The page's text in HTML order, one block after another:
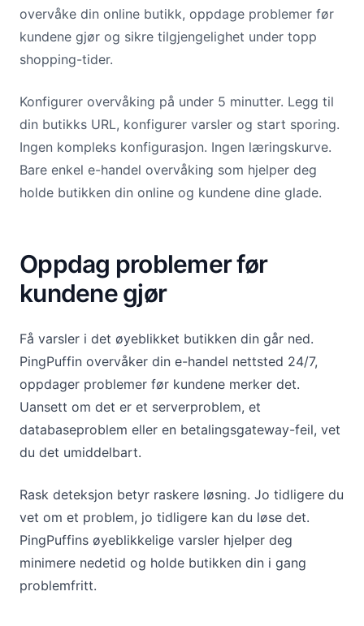
overvåke din online butikk, oppdage problemer før
kundene gjør og sikre tilgjengelighet under topp
shopping-tider.
Konfigurer overvåking på under 5 minutter. Legg til
din butikks URL, konfigurer varsler og start sporing.
Ingen kompleks konfigurasjon. Ingen læringskurve.
Bare enkel e-handel overvåking som hjelper deg
holde butikken din online og kundene dine glade.
Oppdag problemer før
kundene gjør
Få varsler i det øyeblikket butikken din går ned.
PingPuffin overvåker din e-handel nettsted 24/7,
oppdager problemer før kundene merker det.
Uansett om det er et serverproblem, et
databaseproblem eller en betalingsgateway-feil, vet
du det umiddelbart.
Rask deteksjon betyr raskere løsning. Jo tidligere du
vet om et problem, jo tidligere kan du løse det.
PingPuffins øyeblikkelige varsler hjelper deg
minimere nedetid og holde butikken din i gang
problemfritt.